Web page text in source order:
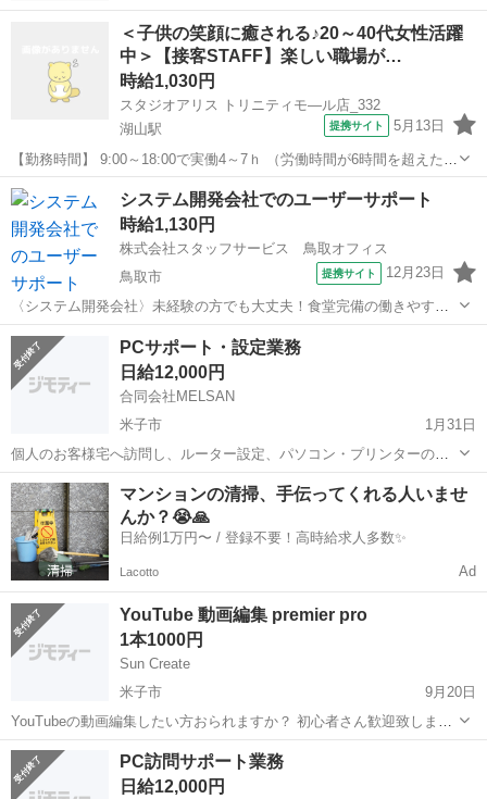
＜子供の笑顔に癒される♪20～40代女性活躍
中＞【接客STAFF】楽しい職場が…
時給1,030円
スタジオアリス トリニティモ—ル店_332
湖山駅
提携サイト 5月13日
【勤務時間】 9:00～18:00で実働4～7ｈ （労働時間が6時間を超えた場
合の休憩時間は法定通り） ◆土日含む週2日～・1日4ｈ～OK ◎曜日・
時間は応相談 ◎残業なし ◆シフトは毎月15日頃までに翌1ヵ月の 勤
務不...
鳥取 その他
システム開発会社でのユーザーサポート
時給1,130円
株式会社スタッフサービス 鳥取オフィス
鳥取市
提携サイト 12月23日
〈システム開発会社〉未経験の方でも大丈夫！食堂完備の働きやすい
職場です！ 【お願いしたいお仕事の内容】情報システム部門のヘ
ルプ対応(東京の案件を遠隔でサポートする業務)：社内のユーザーから
の端末やシステムに関する対応、...
鳥取 その他
PCサポート・設定業務
日給12,000円
合同会社MELSAN
米子市
1月31日
個人のお客様宅へ訪問し、ルーター設定、パソコン・プリンターの初
期設置、インターネット接続設定、セキュリティ対策設定等の各種設
定。 パソコン・プリンター・ネットワーク機器等の各種トラブル解決
のため出張サポートを行う業務で...
鳥取 米子市 業務
マンションの清掃、手伝ってくれる人いませ
んか？😭🙏
日給例1万円〜 / 登録不要！高時給求人多数✨
Lacotto Ad
YouTube 動画編集 premier pro
1本1000円
Sun Create
米子市
9月20日
YouTubeの動画編集したい方おられますか？ 初心者さん歓迎致しま
す。 テンプレートと簡単なマニュアルがありますので、安心してお仕
事していただけます。 私が普段受注しているお仕事をお願いするの
で、サポート可能です。 こ...
鳥取 その他 動画編集
PC訪問サポート業務
日給12,000円